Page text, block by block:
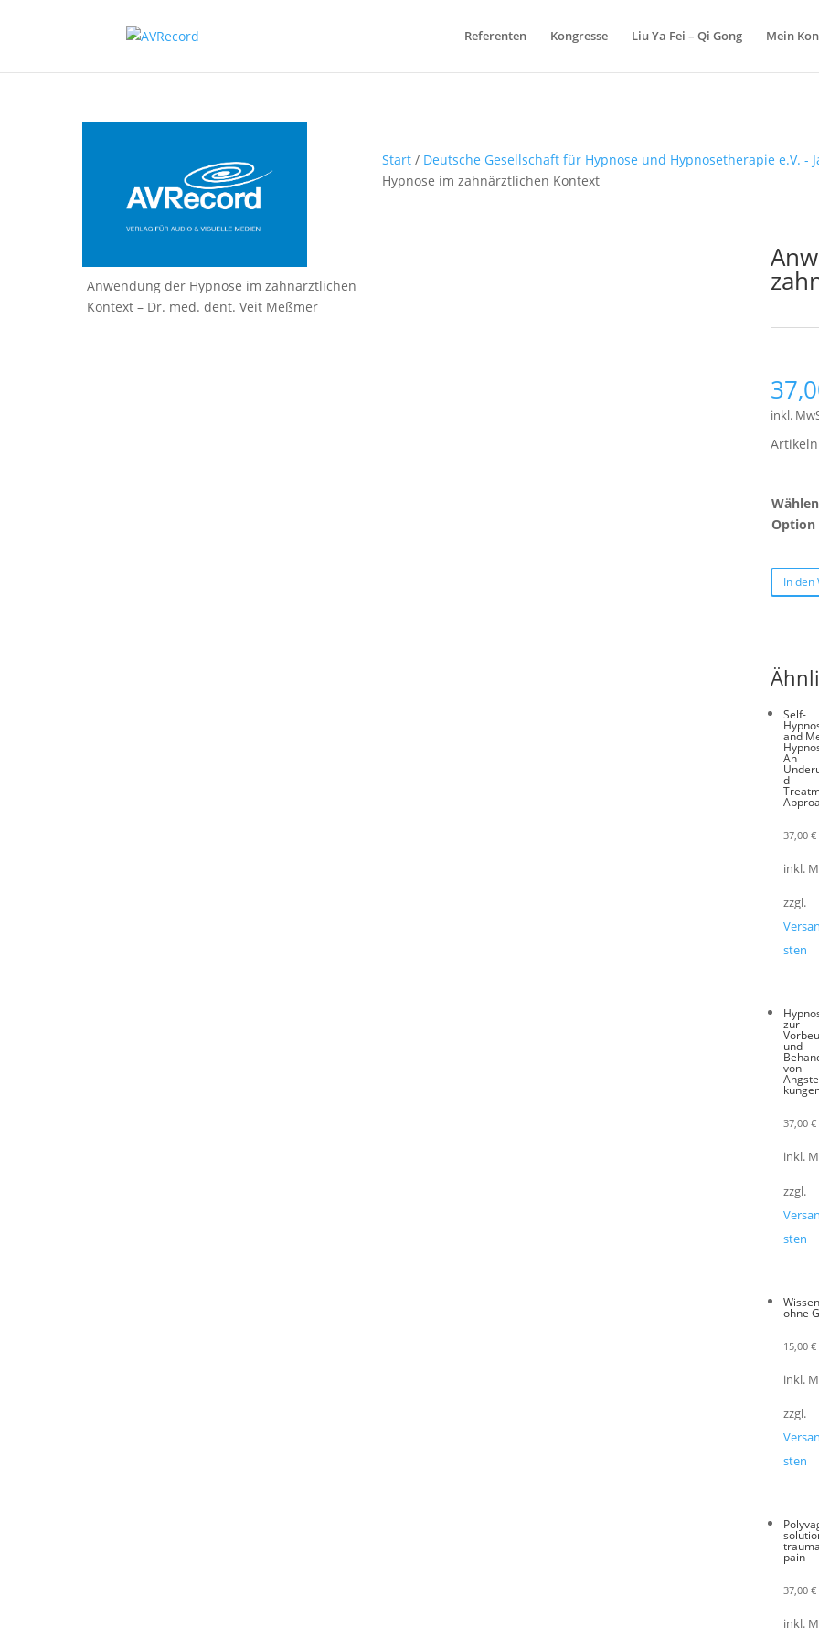
Referenten Kongresse Liu Ya Fei – Qi Gong Mein
Anwendung der Hypnose im zahnärztlichen
Kontext – Dr. med. dent. Veit Meßmer
Start/ Deutsche Gesellschaft für Hypnose und Hypnosetherapie e.V. -
Hypnose im zahnärztlichen Kontext
inkl.
Option
In den
Self-
and
An
d
37,00€
inkl.
zzgl.
sten
zur
und
von
37,00€
inkl.
zzgl.
sten
Wissen
ohne
15,00€
inkl.
zzgl.
sten
pain
37,00€
inkl.